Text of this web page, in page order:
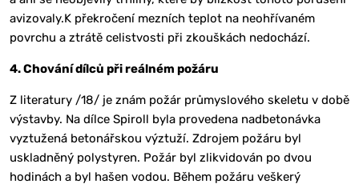
avizovaly.K překročení mezních teplot na neohřívaném
povrchu a ztrátě celistvosti při zkouškách nedochází.
4. Chování dílců při reálném požáru
Z literatury /18/ je znám požár průmyslového skeletu v době
výstavby. Na dílce Spiroll byla provedena nadbetonávka
vyztužená betonářskou výztuží. Zdrojem požáru byl
uskladněný polystyren. Požár byl zlikvidován po dvou
hodinách a byl hašen vodou. Během požáru veškerý